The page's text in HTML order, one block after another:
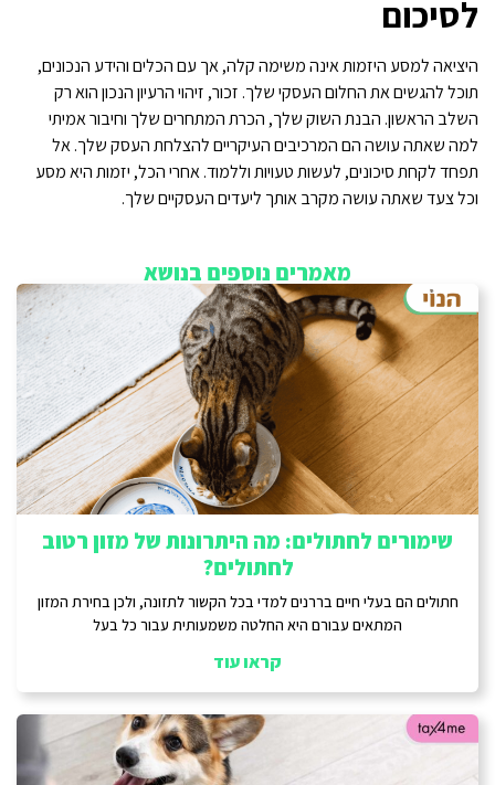
לסיכום
היציאה למסע היזמות אינה משימה קלה, אך עם הכלים והידע הנכונים,
תוכל להגשים את החלום העסקי שלך. זכור, זיהוי הרעיון הנכון הוא רק
השלב הראשון. הבנת השוק שלך, הכרת המתחרים שלך וחיבור אמיתי
למה שאתה עושה הם המרכיבים העיקריים להצלחת העסק שלך. אל
תפחד לקחת סיכונים, לעשות טעויות וללמוד. אחרי הכל, יזמות היא מסע
וכל צעד שאתה עושה מקרב אותך ליעדים העסקיים שלך.
מאמרים נוספים בנושא
שימורים לחתולים: מה היתרונות של מזון רטוב
לחתולים?
חתולים הם בעלי חיים בררנים למדי בכל הקשור לתזונה, ולכן בחירת המזון
המתאים עבורם היא החלטה משמעותית עבור כל בעל
קראו עוד